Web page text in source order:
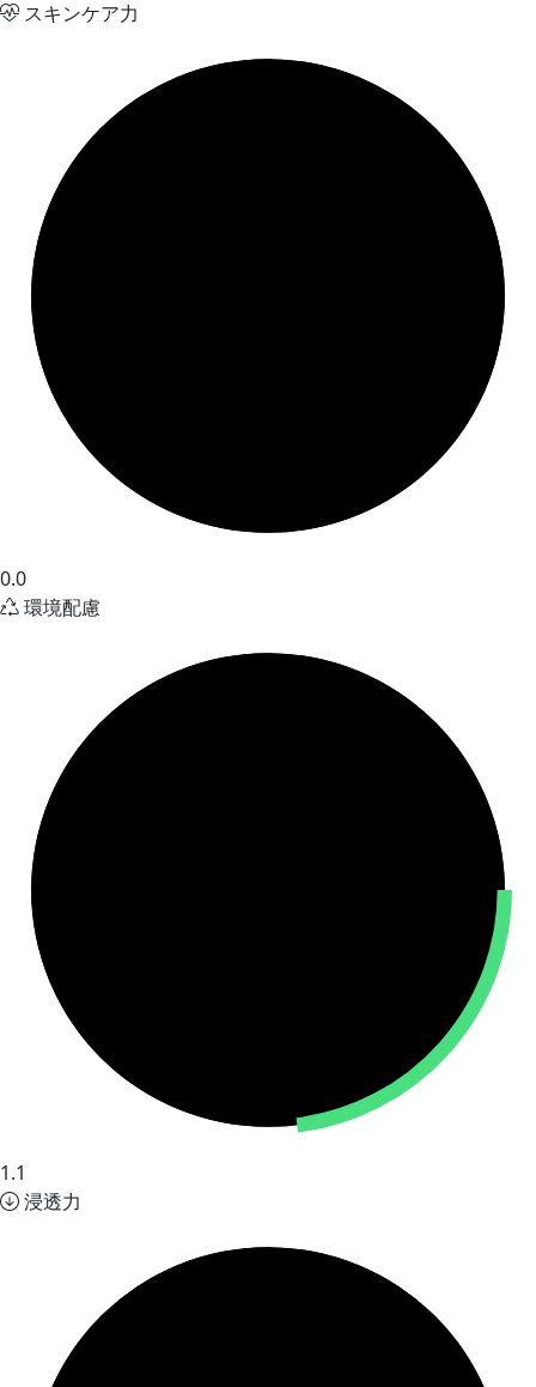
スキンケア力
0.0
環境配慮
1.1
浸透力